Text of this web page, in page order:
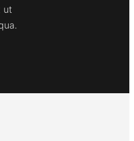
ut